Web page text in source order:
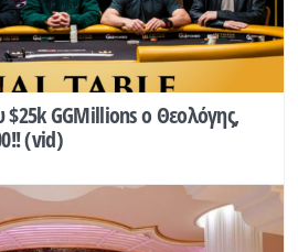
$25k GGMillions o Θεολόγης,
(vid)